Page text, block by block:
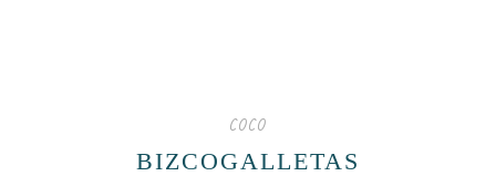
coco
BIZCOGALLETAS